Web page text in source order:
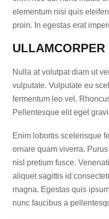
elementum nisi quis
proin. In egestas erat
Nulla at volutpat diam ut
vulputate. Vulputate eu
fermentum leo vel.
Pellentesque elit eget
Enim lobortis scelerisque
ornare quam viverra.
nisl pretium fusce.
aliquet sagittis id
magna. Egestas quis
nunc faucibus a